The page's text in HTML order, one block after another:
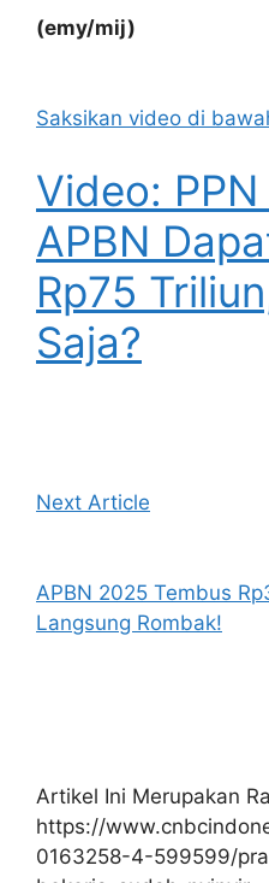
(emy/mij)
Saksikan video di
Video: PPN
APBN
Rp75
Saja?
Next Article
APBN 2025 Tembus
Langsung Rombak!
Artikel Ini Merupakan
https://
0163258-4-599599/